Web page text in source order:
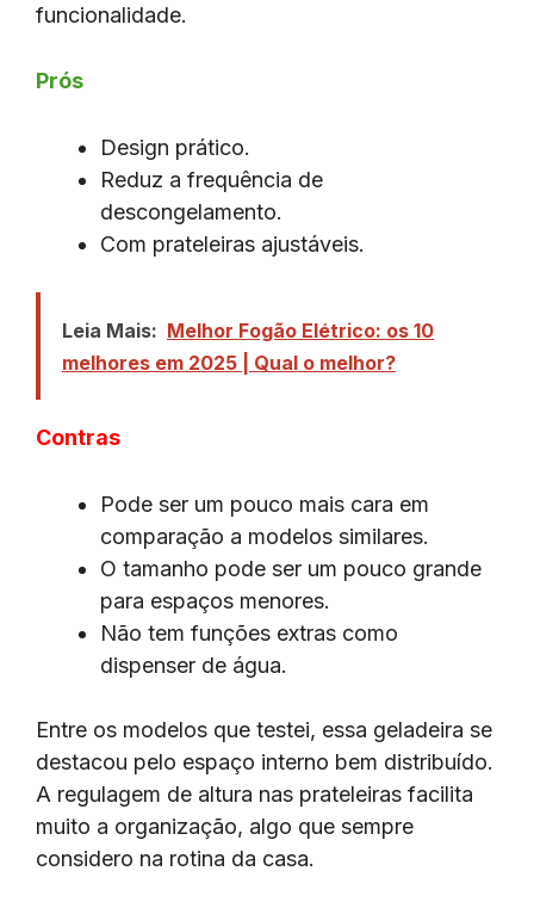
funcionalidade.
Prós
Design prático.
Reduz a frequência de
descongelamento.
Com prateleiras ajustáveis.
Leia Mais: Melhor Fogão Elétrico: os 10
melhores em 2025 | Qual o melhor?
Contras
Pode ser um pouco mais cara em
comparação a modelos similares.
O tamanho pode ser um pouco grande
para espaços menores.
Não tem funções extras como
dispenser de água.
Entre os modelos que testei, essa geladeira se
destacou pelo espaço interno bem distribuído.
A regulagem de altura nas prateleiras facilita
muito a organização, algo que sempre
considero na rotina da casa.